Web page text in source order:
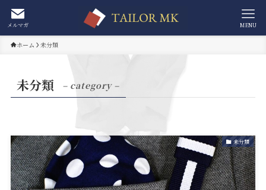
メルマガ MENU
ホーム 未分類
未分類 – category –
未分類